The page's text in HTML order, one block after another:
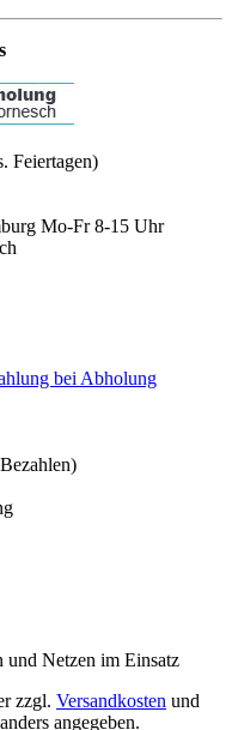
Feiertagen)
Mo-Fr 8-15 Uhr
und Netzen im Einsatz
zzgl. Versandkosten und
angegeben.